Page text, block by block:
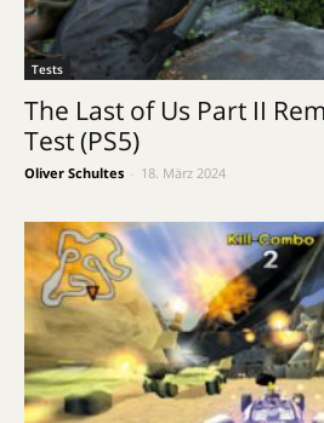
Tests
The Last of Us Part II
Test (PS5)
Oliver Schultes 18. März 2024